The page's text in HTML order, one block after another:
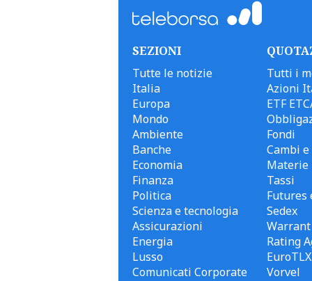
SEZIONI
Tutte le notizie
Italia
Europa
Mondo
Ambiente
Banche
Economia
Finanza
Politica
Scienza e tecnologia
Assicurazioni
Energia
Lusso
Comunicati Corporate
Tutti i
Azioni
ETF
Fondi
Cambi
Materie
Tassi
Futures
Sedex
Warrant
Rating
EuroTLX
Vorvel